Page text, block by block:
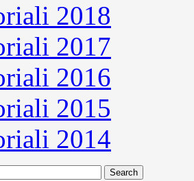
2018
2017
2016
2015
2014